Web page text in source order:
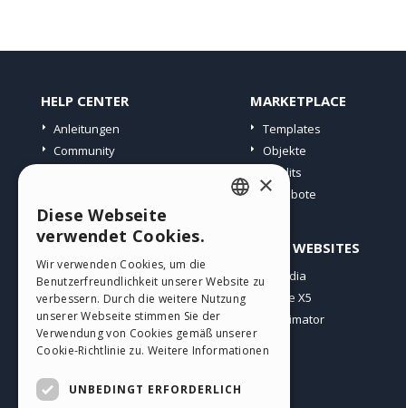
HELP CENTER
Anleitungen
Community
MARKETPLACE
Templates
Objekte
Credits
Angebote
PROFIL
Meine Beiträge
Meine Lizenz
Download
Webhosting
ANDERE WEBSITES
Incomedia
WebSite X5
WebAnimator
GERMAN
SPANISH
PORTUGUESE
×
Diese Webseite
verwendet Cookies.
Wir verwenden Cookies, um die
Benutzerfreundlichkeit unserer Website zu
verbessern. Durch die weitere Nutzung
unserer Webseite stimmen Sie der
Verwendung von Cookies gemäß unserer
Cookie-Richtlinie zu. Weitere Informationen
UNBEDINGT ERFORDERLICH